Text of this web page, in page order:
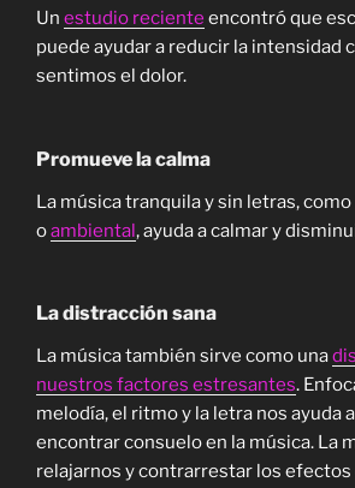
Un estudio reciente encontró que
puede ayudar a reducir la intensidad
sentimos el dolor.
Promueve la calma
La música tranquila y sin letras,
oambiental, ayuda a calmar y
La distracción sana
La música también sirve como una
nuestros factores estresantes.
melodía, el ritmo y la letra nos ayuda
encontrar consuelo en la música. La
relajarnos y contrarrestar los